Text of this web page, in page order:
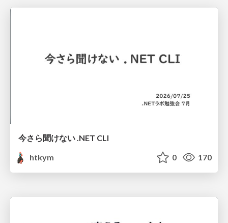
今さら聞けない .NET CLI
htkym
0 170